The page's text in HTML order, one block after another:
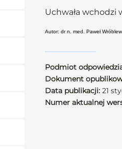
Uchwała wchodzi
Autor: dr n. med. Paweł
Podmiot
Dokument
Data publikacji: 21
Numer aktualnej